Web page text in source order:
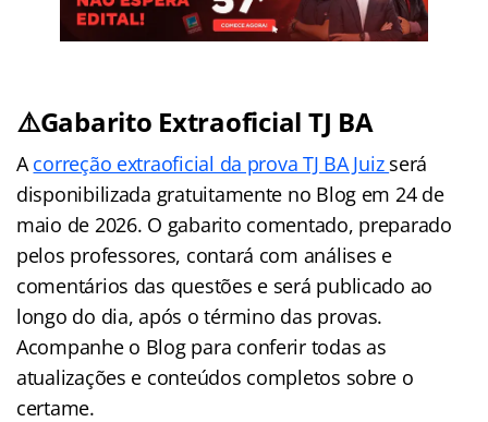
⚠️Gabarito Extraoficial TJ BA
A correção extraoficial da prova TJ BA Juiz será
disponibilizada gratuitamente no Blog em 24 de
maio de 2026. O gabarito comentado, preparado
pelos professores, contará com análises e
comentários das questões e será publicado ao
longo do dia, após o término das provas.
Acompanhe o Blog para conferir todas as
atualizações e conteúdos completos sobre o
certame.